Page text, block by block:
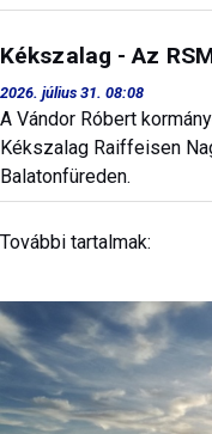
Kékszalag - Az
2026. július 31. 08:08
A Vándor Róbert
Kékszalag Raiffeisen
Balatonfüreden.
További tartalmak: